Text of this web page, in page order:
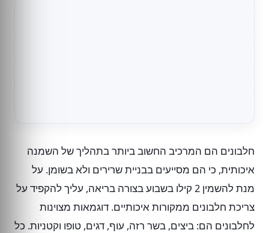
חלבונים הם המרכיב החשוב ביותר בתהליך של השמנה
איכותית, כי הם מסייעים בבניית שרירים ולא בשומן. על
מנת להשמין 2 קילו בשבוע בצורה בריאה, עליך להקפיד על
צריכת חלבונים ממקורות איכותיים. דוגמאות מצוינות
לחלבונים הם: ביצים, בשר רזה, עוף, דגים, טופו וקטניות. כל